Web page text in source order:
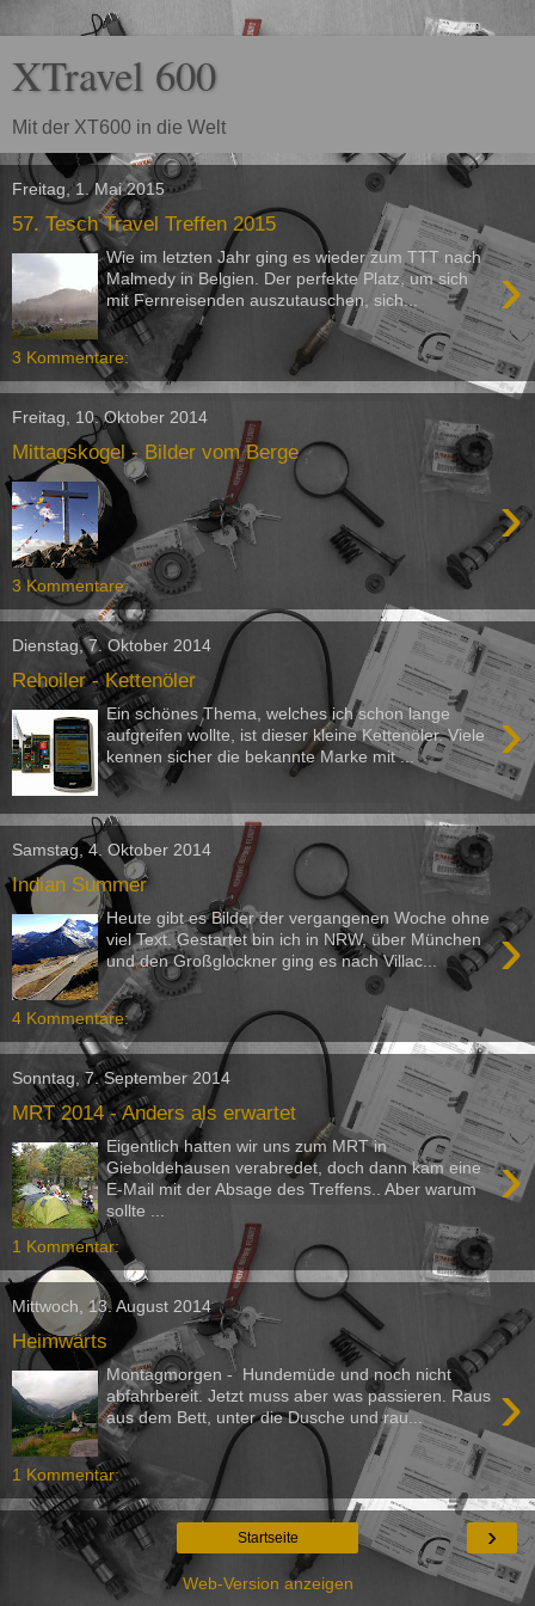
XTravel 600
Mit der XT600 in die Welt
Freitag, 1. Mai 2015
57. Tesch Travel Treffen 2015
›
Wie im letzten Jahr ging es wieder zum TTT nach
Malmedy in Belgien. Der perfekte Platz, um sich
mit Fernreisenden auszutauschen, sich...
3 Kommentare:
Freitag, 10. Oktober 2014
Mittagskogel - Bilder vom Berge
›
3 Kommentare:
Dienstag, 7. Oktober 2014
Rehoiler - Kettenöler
›
Ein schönes Thema, welches ich schon lange
aufgreifen wollte, ist dieser kleine Kettenöler. Viele
kennen sicher die bekannte Marke mit ...
Samstag, 4. Oktober 2014
Indian Summer
›
Heute gibt es Bilder der vergangenen Woche ohne
viel Text. Gestartet bin ich in NRW, über München
und den Großglockner ging es nach Villac...
4 Kommentare:
Sonntag, 7. September 2014
MRT 2014 - Anders als erwartet
›
Eigentlich hatten wir uns zum MRT in
Gieboldehausen verabredet, doch dann kam eine
E-Mail mit der Absage des Treffens.. Aber warum
sollte ...
1 Kommentar:
Mittwoch, 13. August 2014
Heimwärts
›
Montagmorgen - Hundemüde und noch nicht
abfahrbereit. Jetzt muss aber was passieren. Raus
aus dem Bett, unter die Dusche und rau...
1 Kommentar:
›
Startseite
Web-Version anzeigen